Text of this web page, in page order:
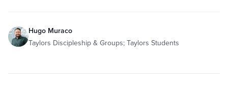
Hugo Muraco
Taylors Discipleship & Groups; Taylors Students